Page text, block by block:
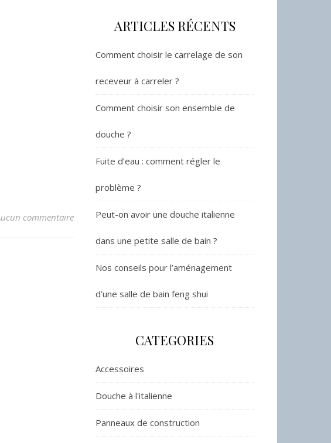
commentaire
ARTICLES RÉCENTS
Comment choisir le carrelage de son
receveur à carreler ?
Comment choisir son ensemble de
douche ?
Fuite d’eau : comment régler le
problème ?
Peut-on avoir une douche italienne
dans une petite salle de bain ?
Nos conseils pour l’aménagement
d’une salle de bain feng shui
CATEGORIES
Accessoires
Douche à l'italienne
Panneaux de construction